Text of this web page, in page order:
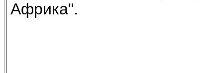
Африка".